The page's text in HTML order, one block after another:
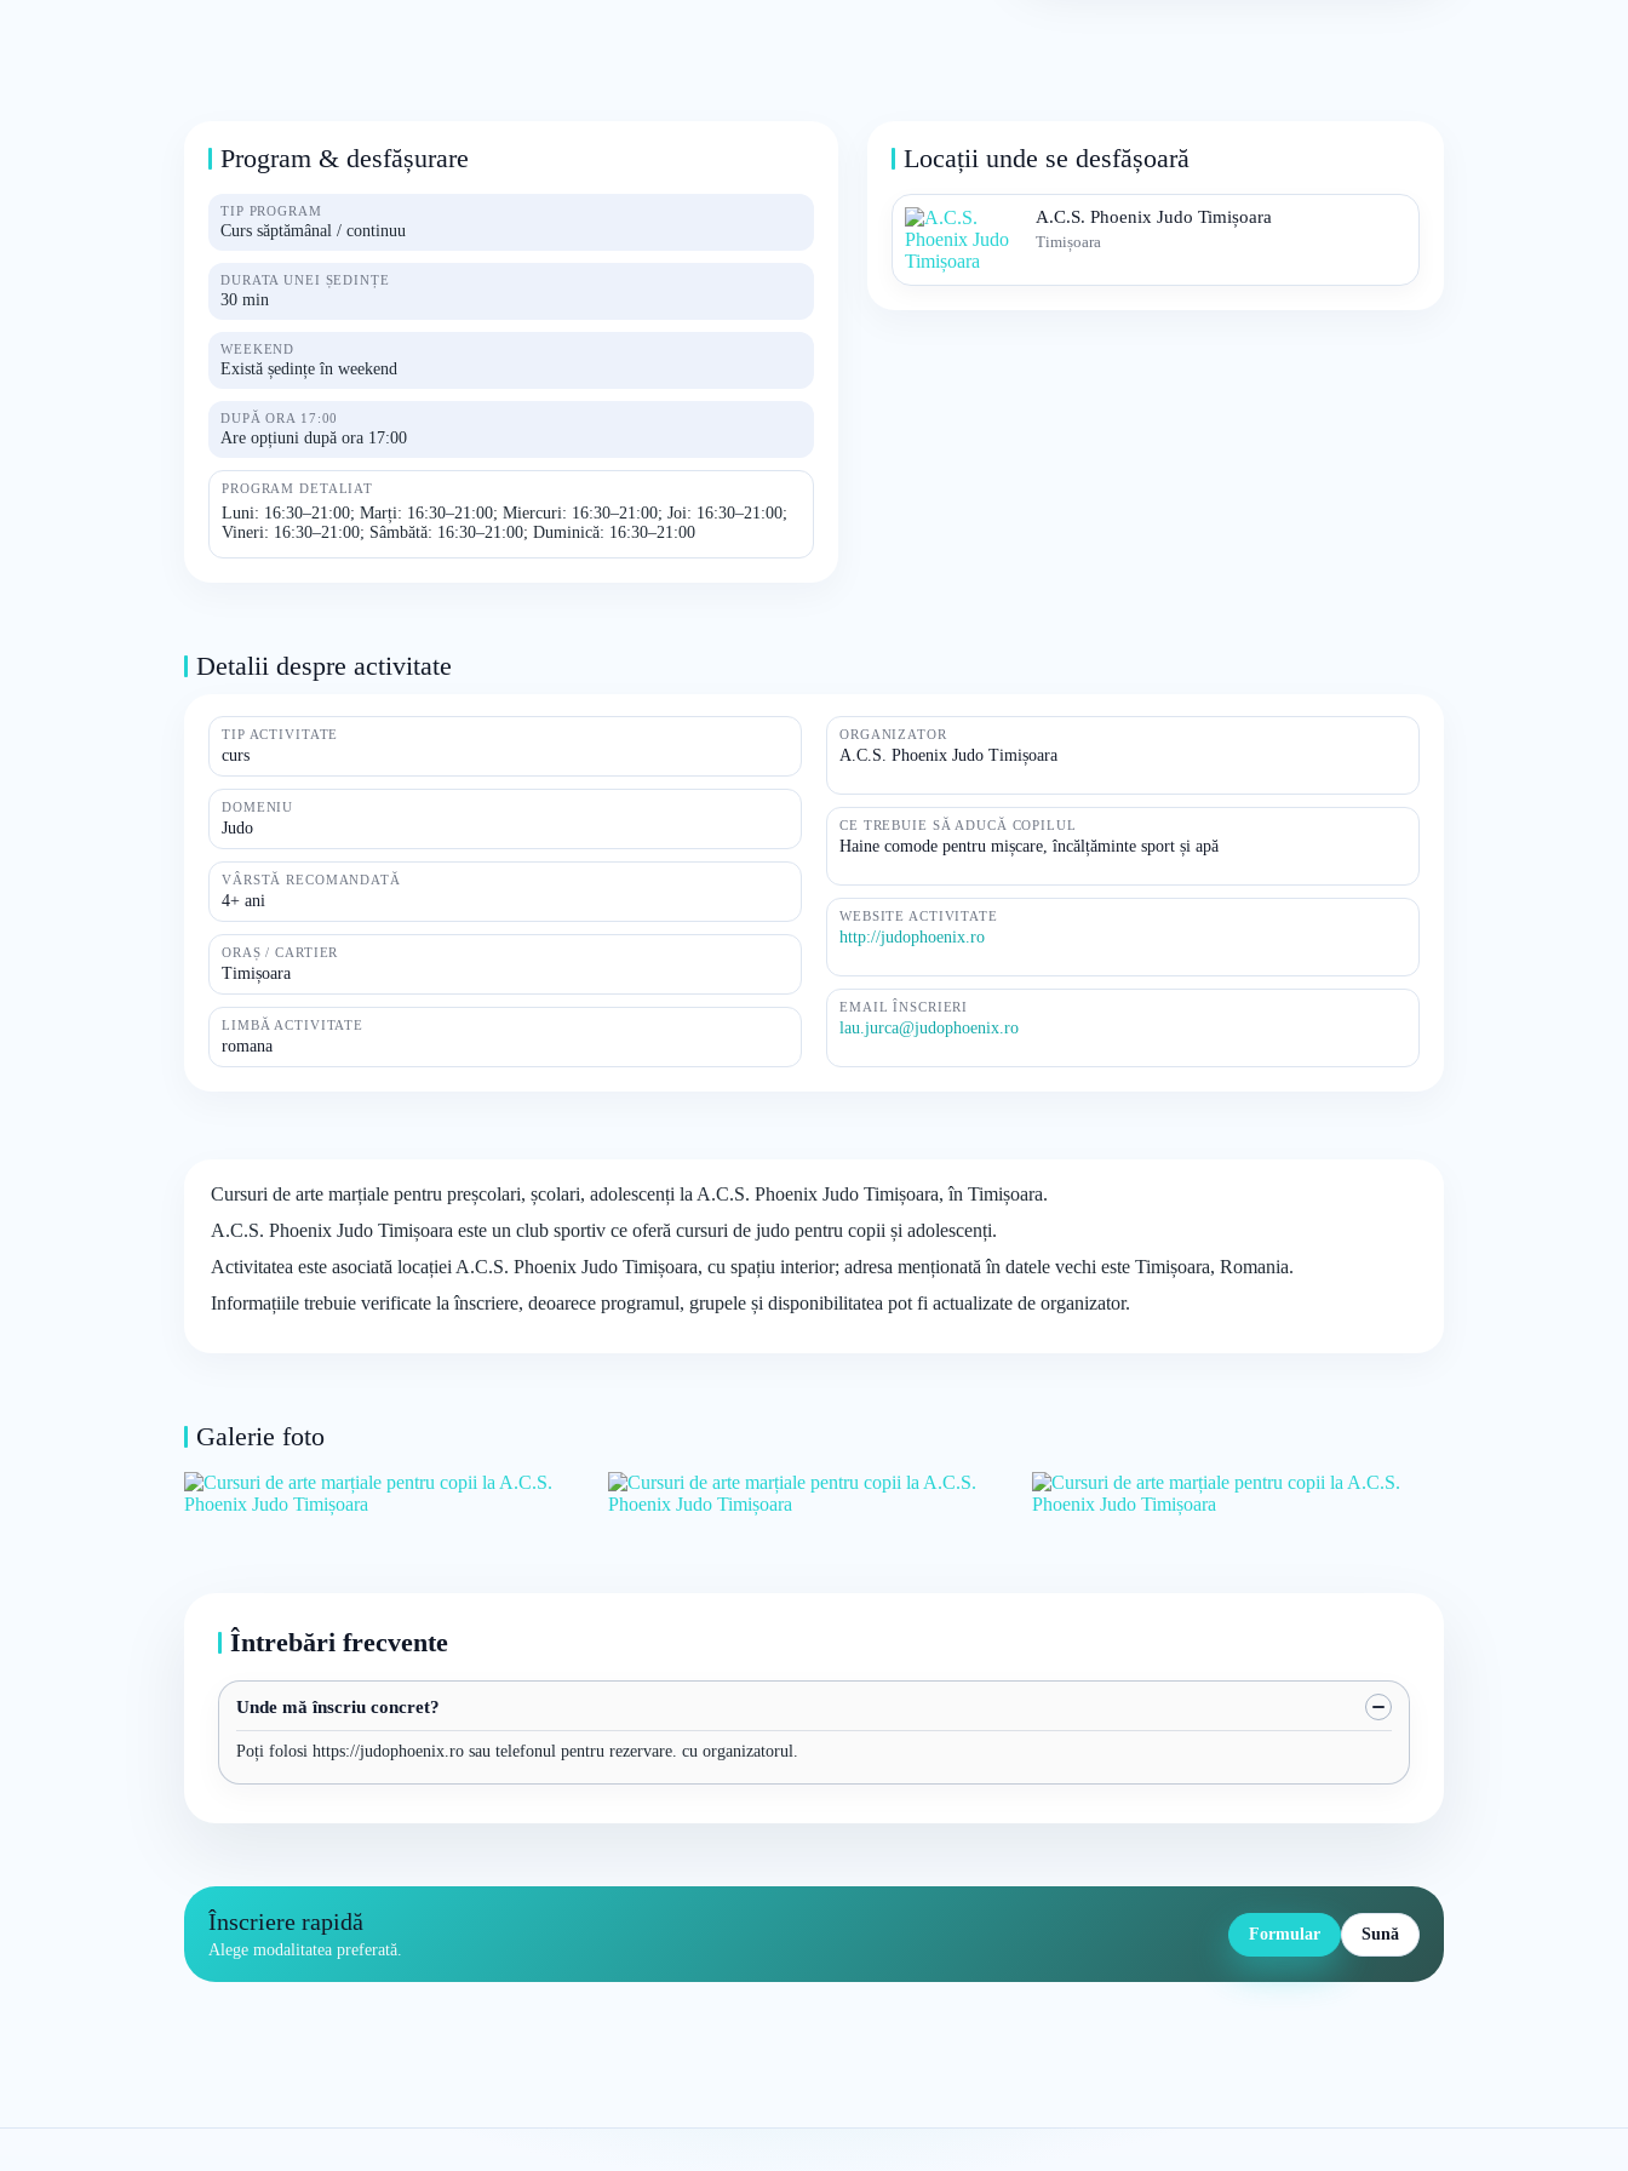
Program & desfășurare
TIP PROGRAM
Curs săptămânal / continuu
DURATA UNEI ȘEDINȚE
30 min
WEEKEND
Există ședințe în weekend
DUPĂ ORA 17:00
Are opțiuni după ora 17:00
PROGRAM DETALIAT
Luni: 16:30–21:00; Marți: 16:30–21:00; Miercuri: 16:30–21:00; Joi: 16:30–21:00;
Vineri: 16:30–21:00; Sâmbătă: 16:30–21:00; Duminică: 16:30–21:00
Locații unde se desfășoară
A.C.S. Phoenix Judo Timișoara
Timișoara
Detalii despre activitate
TIP ACTIVITATE
curs
DOMENIU
Judo
VÂRSTĂ RECOMANDATĂ
4+ ani
ORAȘ / CARTIER
Timișoara
LIMBĂ ACTIVITATE
romana
ORGANIZATOR
A.C.S. Phoenix Judo Timișoara
CE TREBUIE SĂ ADUCĂ COPILUL
Haine comode pentru mișcare, încălțăminte sport și apă
WEBSITE ACTIVITATE
http://judophoenix.ro
EMAIL ÎNSCRIERI
lau.jurca@judophoenix.ro
Cursuri de arte marțiale pentru preșcolari, școlari, adolescenți la A.C.S. Phoenix Judo Timișoara, în Timișoara.
A.C.S. Phoenix Judo Timișoara este un club sportiv ce oferă cursuri de judo pentru copii și adolescenți.
Activitatea este asociată locației A.C.S. Phoenix Judo Timișoara, cu spațiu interior; adresa menționată în datele vechi este Timișoara, Romania.
Informațiile trebuie verificate la înscriere, deoarece programul, grupele și disponibilitatea pot fi actualizate de organizator.
Galerie foto
Întrebări frecvente
Unde mă înscriu concret?
Poți folosi https://judophoenix.ro sau telefonul pentru rezervare. cu organizatorul.
Înscriere rapidă
Alege modalitatea preferată.
Formular Sună